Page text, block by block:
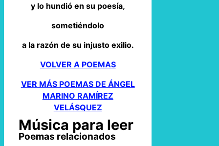
y lo hundió en su poesía,
sometiéndolo
a la razón de su injusto exilio.
VOLVER A POEMAS
VER MÁS POEMAS DE ÁNGEL
MARINO RAMÍREZ
VELÁSQUEZ
Música para leer
Poemas relacionados